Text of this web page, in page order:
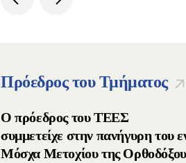
Πρόεδρος του Τμήματος
Ο πρόεδρος του ΤΕΕΣ
συμμετείχε στην πανήγυρη του
Μόσχα Μετοχίου της Ορθοδόξου